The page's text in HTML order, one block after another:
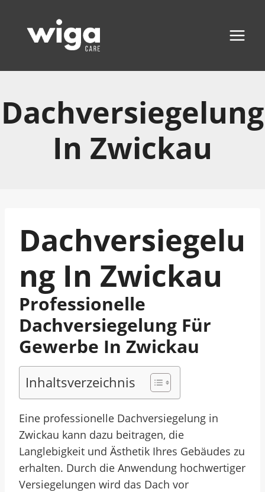
Inhalt
springen
Dachversiegelung
In Zwickau
Dachversiegelu
Ng In Zwickau
Professionelle
Dachversiegelung Für
Gewerbe In Zwickau
Inhaltsverzeichnis
Eine professionelle Dachversiegelung in
Zwickau kann dazu beitragen, die
Langlebigkeit und Ästhetik Ihres Gebäudes zu
erhalten. Durch die Anwendung hochwertiger
Versiegelungen wird das Dach vor